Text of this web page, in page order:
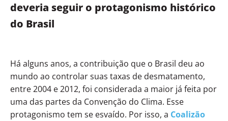
deveria seguir o protagonismo histórico
do Brasil
Há alguns anos, a contribuição que o Brasil deu ao
mundo ao controlar suas taxas de desmatamento,
entre 2004 e 2012, foi considerada a maior já feita por
uma das partes da Convenção do Clima. Esse
protagonismo tem se esvaído. Por isso, a Coalizão